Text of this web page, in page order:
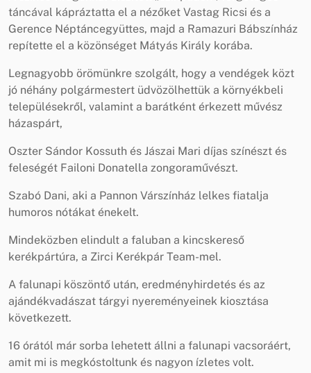
táncával kápráztatta el a nézőket Vastag Ricsi és a
Gerence Néptáncegyüttes, majd a Ramazuri Bábszínház
repítette el a közönséget Mátyás Király korába.
Legnagyobb örömünkre szolgált, hogy a vendégek közt
jó néhány polgármestert üdvözölhettük a környékbeli
településekről, valamint a barátként érkezett művész
házaspárt,
Oszter Sándor Kossuth és Jászai Mari díjas színészt és
feleségét Failoni Donatella zongoraművészt.
Szabó Dani, aki a Pannon Várszínház lelkes fiatalja
humoros nótákat énekelt.
Mindeközben elindult a faluban a kincskereső
kerékpártúra, a Zirci Kerékpár Team-mel.
A falunapi köszöntő után, eredményhirdetés és az
ajándékvadászat tárgyi nyereményeinek kiosztása
következett.
16 órától már sorba lehetett állni a falunapi vacsoráért,
amit mi is megkóstoltunk és nagyon ízletes volt.